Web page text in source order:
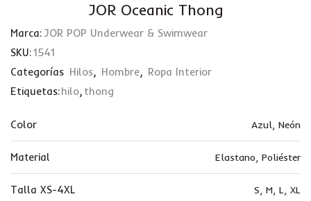
JOR Oceanic Thong
Marca: JOR POP Underwear & Swimwear
SKU:1541
Categorías Hilos, Hombre, Ropa Interior
Etiquetas:hilo, thong
Color Azul, Neón
Material Elastano, Poliéster
Talla XS-4XL S, M, L, XL